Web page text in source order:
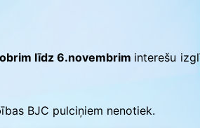
līdz 6.novembrim interešu
BJC pulciņiem nenotiek.